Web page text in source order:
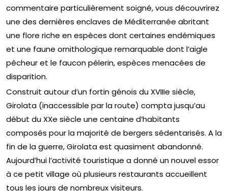
commentaire particulièrement soigné, vous découvrirez
une des dernières enclaves de Méditerranée abritant
une flore riche en espèces dont certaines endémiques
et une faune ornithologique remarquable dont l’aigle
pêcheur et le faucon pélerin, espèces menacées de
disparition.
Construit autour d’un fortin génois du XVIIIe siècle,
Girolata (inaccessible par la route) compta jusqu’au
début du XXe siècle une centaine d’habitants
composés pour la majorité de bergers sédentarisés. A la
fin de la guerre, Girolata est quasiment abandonné.
Aujourd’hui l’activité touristique a donné un nouvel essor
à ce petit village où plusieurs restaurants accueillent
tous les jours de nombreux visiteurs.